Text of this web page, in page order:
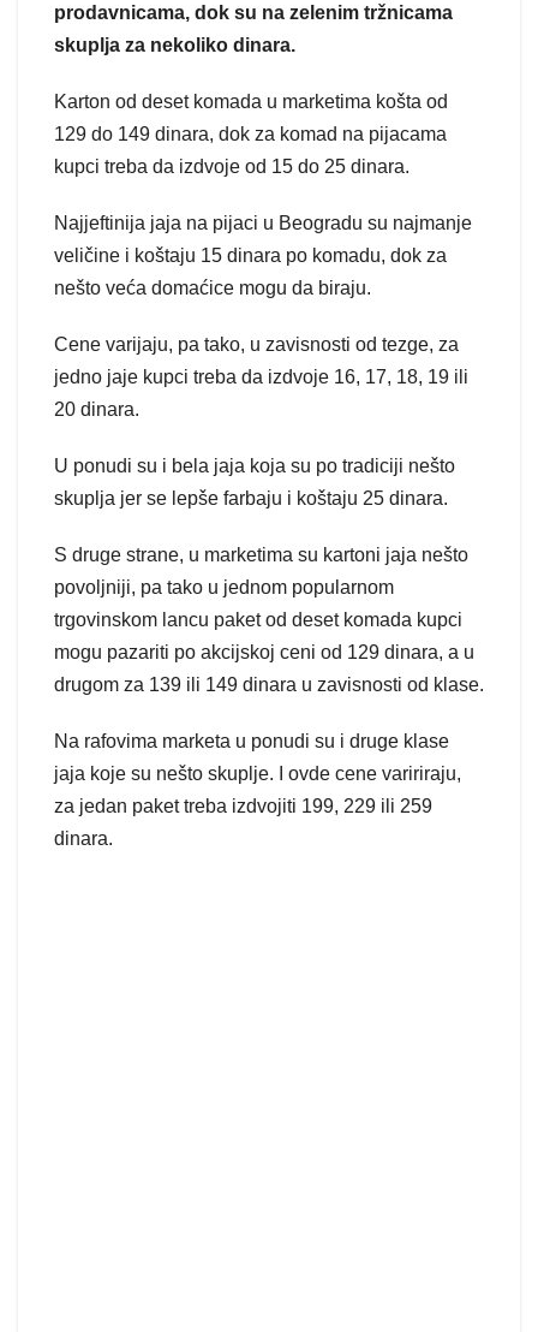
prodavnicama, dok su na zelenim tržnicama
skuplja za nekoliko dinara.
Karton od deset komada u marketima košta od
129 do 149 dinara, dok za komad na pijacama
kupci treba da izdvoje od 15 do 25 dinara.
Najjeftinija jaja na pijaci u Beogradu su najmanje
veličine i koštaju 15 dinara po komadu, dok za
nešto veća domaćice mogu da biraju.
Cene varijaju, pa tako, u zavisnosti od tezge, za
jedno jaje kupci treba da izdvoje 16, 17, 18, 19 ili
20 dinara.
U ponudi su i bela jaja koja su po tradiciji nešto
skuplja jer se lepše farbaju i koštaju 25 dinara.
S druge strane, u marketima su kartoni jaja nešto
povoljniji, pa tako u jednom popularnom
trgovinskom lancu paket od deset komada kupci
mogu pazariti po akcijskoj ceni od 129 dinara, a u
drugom za 139 ili 149 dinara u zavisnosti od klase.
Na rafovima marketa u ponudi su i druge klase
jaja koje su nešto skuplje. I ovde cene variriraju,
za jedan paket treba izdvojiti 199, 229 ili 259
dinara.